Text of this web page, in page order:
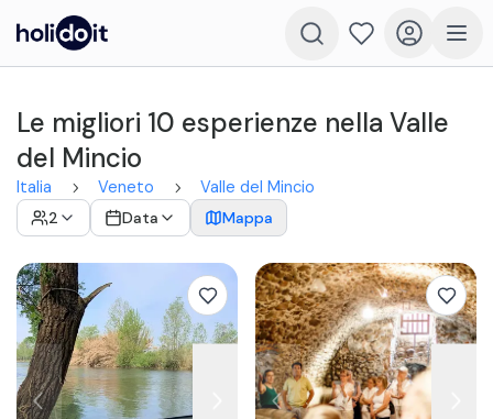
Le migliori 10 esperienze nella Valle
del Mincio
Italia Veneto
Valle del Mincio
2
Data Mappa